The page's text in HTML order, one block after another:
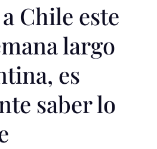
Chile este
largo
es
saber lo